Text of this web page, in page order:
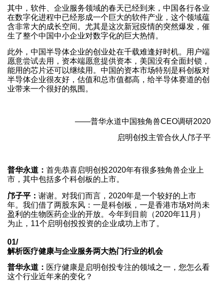
其中，软件、企业服务领域的春天已经到来，中国各行各业
在数字化进程中已经形成一个巨大的软件产业，这个领域蕴
含非常大的成长空间。尤其是这次新冠疫情的突然爆发，催
生了整个中国中小企业对数字化的巨大热情。
此外，中国半导体企业的创业处在千载难逢好时机。用户端
愿意尝试去用，资本端愿意提供资本，美国没有全面封锁，
能用的芯片还可以继续用。中国的资本市场特别是科创板对
半导体企业很友好，估值和总市值都高，给半导体赛道的创
业带来一个很好的氛围。
——普华永道中国独角兽CEO调研2020
启明创投主管合伙人邝子平
普华永道： 首先恭喜启明创投2020年有很多独角兽企业上
市，其中包括多个科创板的上市。
邝子平： 谢谢。对我们而言，2020年是一个较好的上市
年。我们借了两股东风：一是科创板，一是香港市场对尚未
盈利的生物医药企业的开放。今年到目前（2020年11月）
为止，11个启明创投投资的企业成功上市了。
01/
解析医疗健康与企业服务两大热门行业的机会
普华永道： 医疗健康是启明创投专注的领域之一，您怎么看
这个行业近年来的变化？